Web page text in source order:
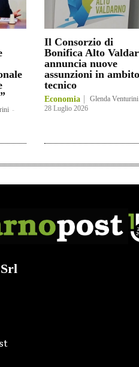
-
Il Consorzio di
Bonifica Alto
annuncia nuove
assunzioni in ambito
tecnico
Economia Glenda Venturini
28 Luglio 2026